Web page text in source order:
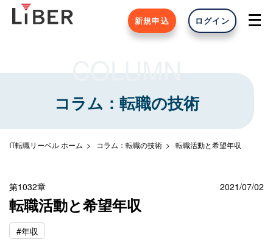
新規申込 ログイン
COLUMN
コラム：転職の技術
IT転職リーベル ホーム コラム：転職の技術 転職活動と希望年収
第1032章 2021/07/02
転職活動と希望年収
#年収